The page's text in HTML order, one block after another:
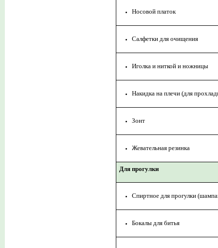
Носовой платок
Салфетки для очищения
Иголка и ниткой и ножницы
Накидка на плечи (для
Зонт
Жевательная резинка
Для прогулки
Спиртное для прогулки
Бокалы для битья